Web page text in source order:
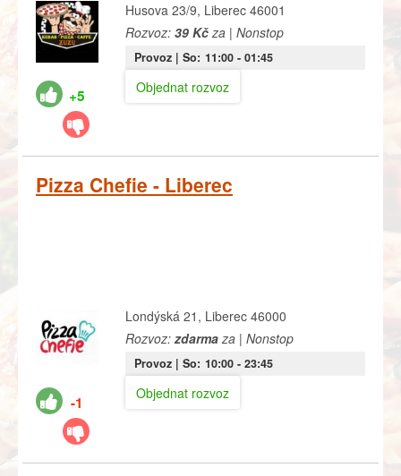
+5
Husova 23/9, Liberec 46001
Rozvoz: 39 Kčza | Nonstop
Provoz | So: 11:00- 01:45
Objednat rozvoz
Pizza Chefie - Liberec
-1
Londýská 21, Liberec 46000
Rozvoz:zdarmaza | Nonstop
Provoz | So: 10:00- 23:45
Objednat rozvoz